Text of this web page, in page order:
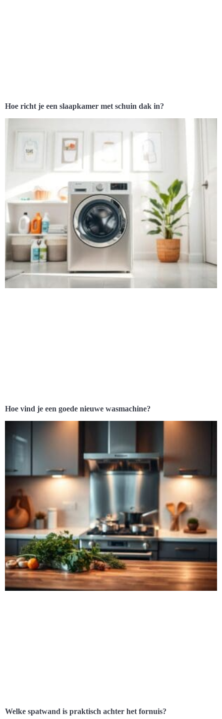
Hoe richt je een slaapkamer met schuin dak in?
Hoe vind je een goede nieuwe wasmachine?
Welke spatwand is praktisch achter het fornuis?